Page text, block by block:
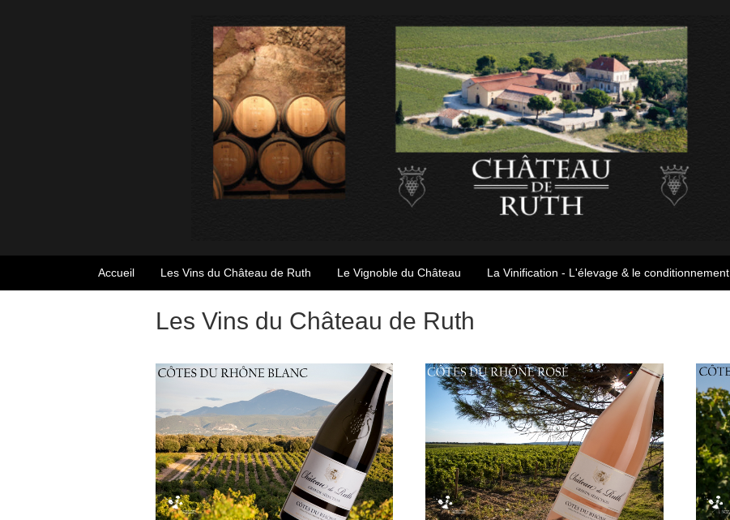
Accueil Les Vins du Château de Ruth Le Vignoble du Château La Vinification - L'élevage & le conditionnement
Les Vins du Château de Ruth